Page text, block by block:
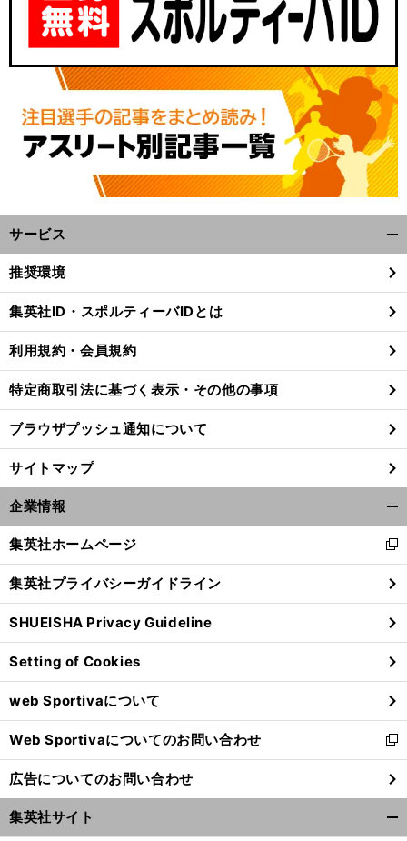
。
欧
サービス
閉
る
推奨環境
集英社ID・スポルティーバIDとは
利用規約・会員規約
特定商取引法に基づく表示・その他の事項
ブラウザプッシュ通知について
サイトマップ
企業情報
閉
る
集英社ホームページ
新
し
い
ウ
ィ
ン
ド
ウ
で
開
く
集英社プライバシーガイドライン
SHUEISHA Privacy Guideline
Setting of Cookies
web Sportivaについて
Web Sportivaについてのお問い合わせ
新
し
い
ウ
ィ
広告についてのお問い合わせ
集英社サイト